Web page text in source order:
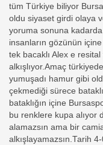
tüm Türkiye biliyor
oldu siyaset girdi olaya
yoruma sonuna
insanların gözünün
tek bacaklı Alex e resital
alkışlıyor.Amaç
yumuşadı hamur gibi
çekmediği sürece
bataklığın içine
bu renklere kupa alıyor
alamazsın ama bir
alkışlayamazsın.Tarih